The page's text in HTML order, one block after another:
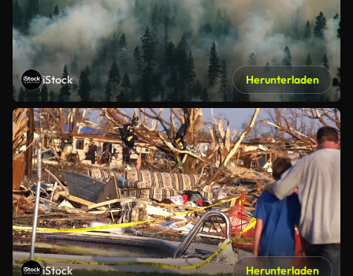
iStock Herunterladen
iStock Herunterladen